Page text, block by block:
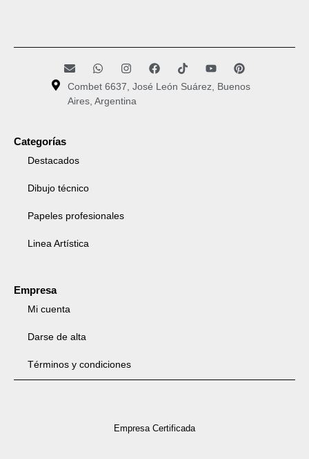
Combet 6637, José León Suárez, Buenos
Aires, Argentina
Categorías
Destacados
Dibujo técnico
Papeles profesionales
Linea Artística
Empresa
Mi cuenta
Darse de alta
Términos y condiciones
Empresa Certificada